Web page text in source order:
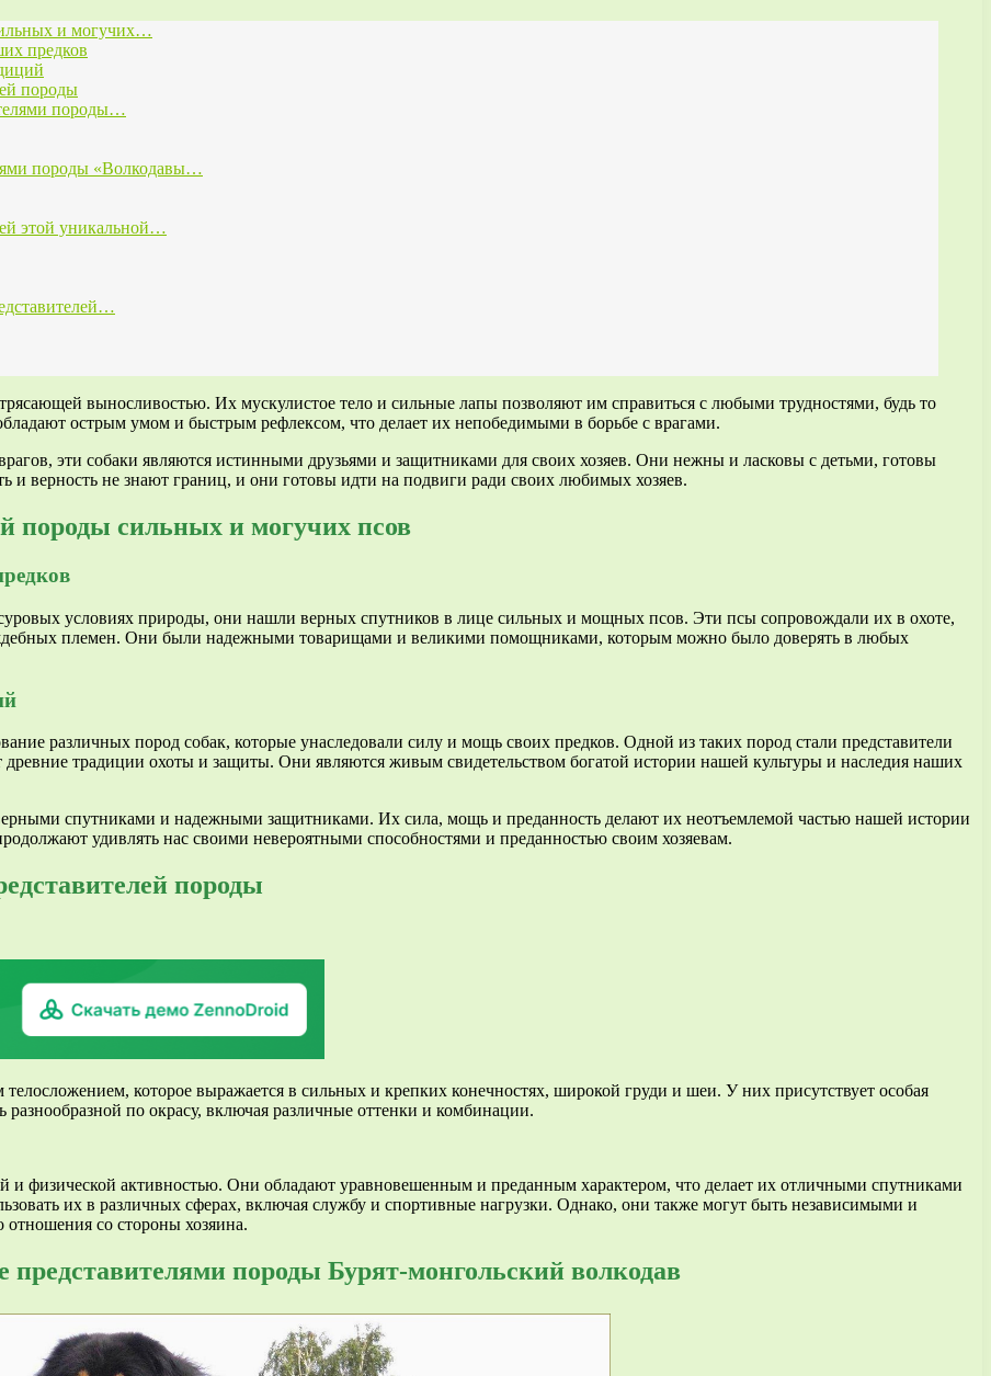
и могучих…
предков
породы
породы…
породы «Волкодавы…
этой уникальной…
выносливостью. Их мускулистое тело и сильные лапы позволяют им справиться с любыми трудностями, будь то
острым умом и быстрым рефлексом, что делает их непобедимыми в борьбе с врагами.
эти собаки являются истинными друзьями и защитниками для своих хозяев. Они нежны и ласковы с детьми, готовы
верность не знают границ, и они готовы идти на подвиги ради своих любимых хозяев.
породы сильных и могучих псов
условиях природы, они нашли верных спутников в лице сильных и мощных псов. Эти псы сопровождали их в охоте,
племен. Они были надежными товарищами и великими помощниками, которым можно было доверять в любых
различных пород собак, которые унаследовали силу и мощь своих предков. Одной из таких пород стали представители
древние традиции охоты и защиты. Они являются живым свидетельством богатой истории нашей культуры и наследия наших
спутниками и надежными защитниками. Их сила, мощь и преданность делают их неотъемлемой частью нашей истории
удивлять нас своими невероятными способностями и преданностью своим хозяевам.
породы
которое выражается в сильных и крепких конечностях, широкой груди и шеи. У них присутствует особая
по окрасу, включая различные оттенки и комбинации.
и физической активностью. Они обладают уравновешенным и преданным характером, что делает их отличными спутниками
их в различных сферах, включая службу и спортивные нагрузки. Однако, они также могут быть независимыми и
отношения со стороны хозяина.
породы Бурят-монгольский волкодав